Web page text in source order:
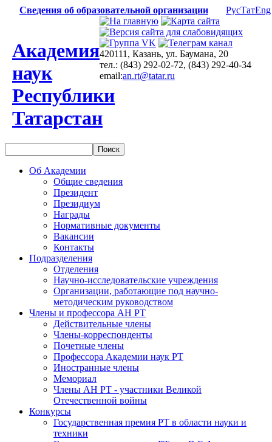
Сведения об образовательной организации РусТатEng
Академия
наук
Республики
Татарстан
420111, Казань, ул. Баумана, 20
тел.: (843) 292-02-72, (843) 292-40-34
email:an.rt@tatar.ru
Об Академии
Общие сведения
Президент
Президиум
Награды
Нормативные документы
Вакансии
Контакты
Подразделения
Отделения
Научно-исследовательские учреждения
Организации, работающие под научно-
методическим руководством
Члены и профессора АН РТ
Действительные члены
Члены-корреспонденты
Почетные члены
Профессора Академии наук РТ
Иностранные члены
Мемориал
Члены АН РТ - участники Великой
Отечественной войны
Конкурсы
Государственная премия РТ в области науки и
техники